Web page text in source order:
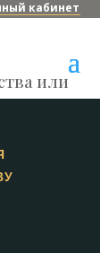
кабинет
или